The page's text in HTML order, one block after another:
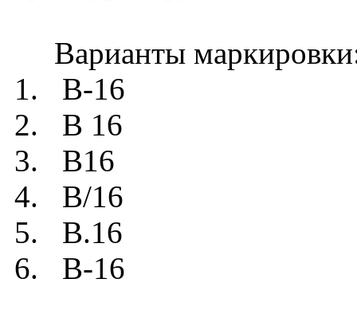
Варианты
1. В-16
2. В 16
3. В16
4. В/16
5. В.16
6. B-16